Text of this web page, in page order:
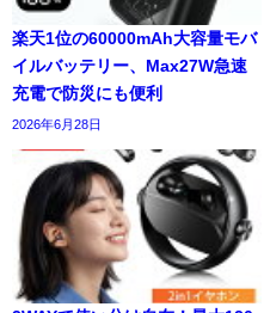
楽天1位の60000mAh大容量モバ
イルバッテリー、Max27W急速
充電で防災にも便利
2026年6月28日